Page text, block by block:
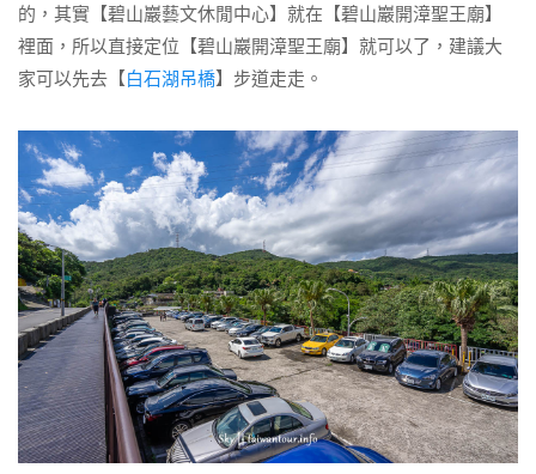
的，其實【碧山巖藝文休閒中心】就在【碧山巖開漳聖王廟】
裡面，所以直接定位【碧山巖開漳聖王廟】就可以了，建議大
家可以先去【白石湖吊橋】步道走走。